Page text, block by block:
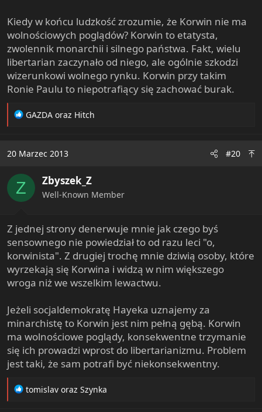
Kiedy w końcu ludzkość zrozumie, że Korwin nie ma
wolnościowych poglądów? Korwin to etatysta,
zwolennik monarchii i silnego państwa. Fakt, wielu
libertarian zaczynało od niego, ale ogólnie szkodzi
wizerunkowi wolnego rynku. Korwin przy takim
Ronie Paulu to niepotrafiący się zachować burak.
R
t
n
s
GAZDA oraz Hitch
20 Marzec 2013 #20
Z Zbyszek_Z
Well-Known Member
Z jednej strony denerwuje mnie jak czego byś
sensownego nie powiedział to od razu leci "o,
korwinista". Z drugiej trochę mnie dziwią osoby, które
wyrzekają się Korwina i widzą w nim większego
wroga niż we wszelkim lewactwu.
Jeżeli socjaldemokratę Hayeka uznajemy za
minarchistę to Korwin jest nim pełną gębą. Korwin
ma wolnościowe poglądy, konsekwentne trzymanie
się ich prowadzi wprost do libertarianizmu. Problem
jest taki, że sam potrafi być niekonsekwentny.
R
tomislav oraz Szynka